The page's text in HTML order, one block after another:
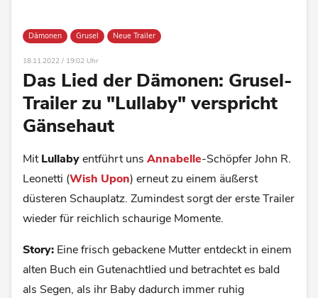
Dämonen Grusel Neue Trailer
18.11.2022 / 19:02 Uhr
Das Lied der Dämonen: Grusel-
Trailer zu "Lullaby" verspricht
Gänsehaut
MitLullabyentführt uns Annabelle-Schöpfer John R.
Leonetti (Wish Upon) erneut zu einem äußerst
düsteren Schauplatz. Zumindest sorgt der erste Trailer
wieder für reichlich schaurige Momente.
Story: Eine frisch gebackene Mutter entdeckt in einem
alten Buch ein Gutenachtlied und betrachtet es bald
als Segen, als ihr Baby dadurch immer ruhig